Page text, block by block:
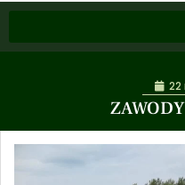
22